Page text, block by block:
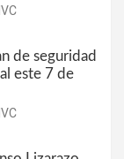
de seguridad
este 7 de